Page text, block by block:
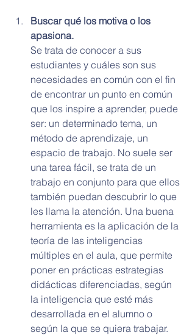
Buscar qué los motiva o los
apasiona.
Se trata de conocer a sus
estudiantes y cuáles son sus
necesidades en común con el fin
de encontrar un punto en común
que los inspire a aprender, puede
ser: un determinado tema, un
método de aprendizaje, un
espacio de trabajo. No suele ser
una tarea fácil, se trata de un
trabajo en conjunto para que ellos
también puedan descubrir lo que
les llama la atención. Una buena
herramienta es la aplicación de la
teoría de las inteligencias
múltiples en el aula, que permite
poner en prácticas estrategias
didácticas diferenciadas, según
la inteligencia que esté más
desarrollada en el alumno o
según la que se quiera trabajar.